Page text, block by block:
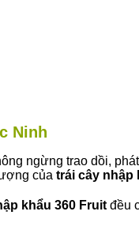
Ninh
ngừng trao dồi,
của trái cây nhập
khẩu 360 Fruit đều